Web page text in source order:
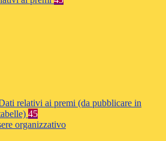
relativi ai premi (da pubblicare in
45
organizzativo